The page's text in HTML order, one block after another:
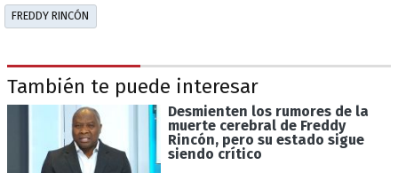
FREDDY RINCÓN
También te puede interesar
Desmienten los rumores de la
muerte cerebral de Freddy
Rincón, pero su estado sigue
siendo crítico